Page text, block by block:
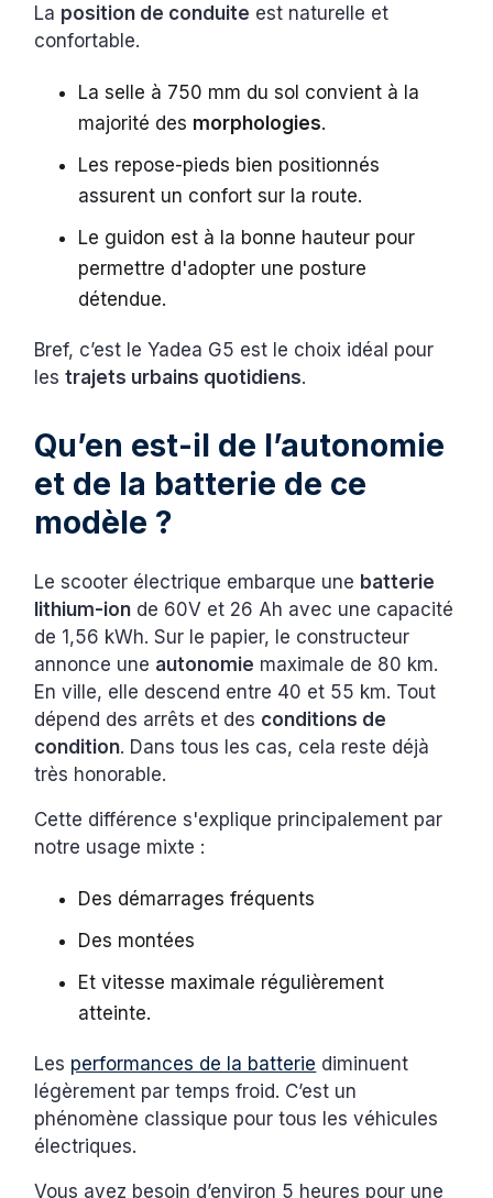
La position de conduite est naturelle et
confortable.
La selle à 750 mm du sol convient à la
majorité des morphologies.
Les repose-pieds bien positionnés
assurent un confort sur la route.
Le guidon est à la bonne hauteur pour
permettre d'adopter une posture
détendue.
Bref, c’est le Yadea G5 est le choix idéal pour
lestrajets urbains quotidiens.
Qu’en est-il de l’autonomie
et de la batterie de ce
modèle ?
Le scooter électrique embarque une batterie
lithium-ion de 60V et 26 Ah avec une capacité
de 1,56 kWh. Sur le papier, le constructeur
annonce une autonomie maximale de 80 km.
En ville, elle descend entre 40 et 55 km. Tout
dépend des arrêts et des conditions de
condition. Dans tous les cas, cela reste déjà
très honorable.
Cette différence s'explique principalement par
notre usage mixte :
Des démarrages fréquents
Des montées
Et vitesse maximale régulièrement
atteinte.
Les performances de la batterie diminuent
légèrement par temps froid. C’est un
phénomène classique pour tous les véhicules
électriques.
Vous avez besoin d’environ 5 heures pour une